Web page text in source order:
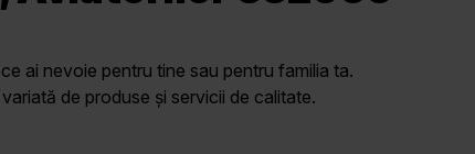
ai nevoie pentru tine sau pentru familia ta.
de produse și servicii de calitate.